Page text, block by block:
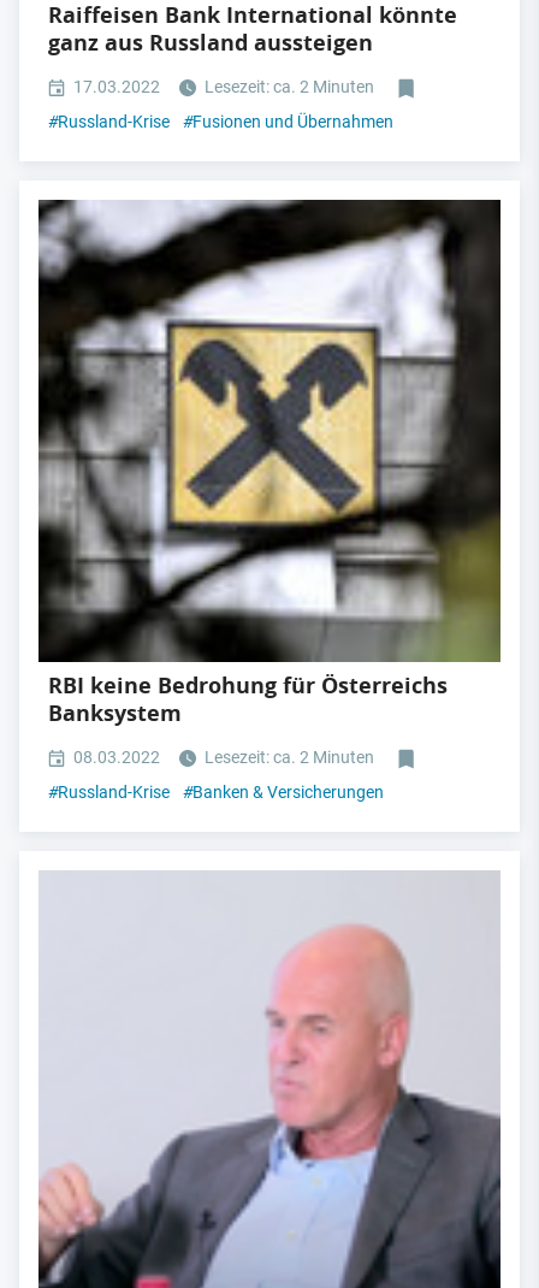
Raiffeisen Bank International könnte
ganz aus Russland aussteigen
17.03.2022
Lesezeit: ca. 2 Minuten
#Russland-Krise #Fusionen und Übernahmen
RBI keine Bedrohung für Österreichs
Banksystem
08.03.2022
Lesezeit: ca. 2 Minuten
#Russland-Krise #Banken & Versicherungen